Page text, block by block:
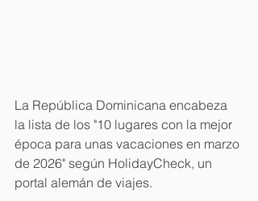
La República Dominicana encabeza
la lista de los "10 lugares con la mejor
época para unas vacaciones en marzo
de 2026" según HolidayCheck, un
portal alemán de viajes.